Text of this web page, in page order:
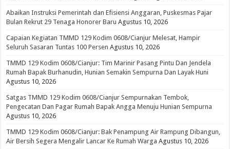
Abaikan Instruksi Pemerintah dan Efisiensi Anggaran, Puskesmas Pajar
Bulan Rekrut 29 Tenaga Honorer Baru Agustus 10, 2026
Capaian Kegiatan TMMD 129 Kodim 0608/Cianjur Melesat, Hampir
Seluruh Sasaran Tuntas 100 Persen Agustus 10, 2026
TMMD 129 Kodim 0608/Cianjur: Tim Marinir Pasang Pintu Dan Jendela
Rumah Bapak Burhanudin, Hunian Semakin Sempurna Dan Layak Huni
Agustus 10, 2026
Satgas TMMD 129 Kodim 0608/Cianjur Sempurnakan Tembok,
Pengecatan Dan Pagar Rumah Bapak Angga Menuju Hunian Sempurna
Agustus 10, 2026
TMMD 129 Kodim 0608/Cianjur: Bak Penampung Air Rampung Dibangun,
Air Bersih Segera Mengalir Lancar Ke Rumah Warga Agustus 10, 2026